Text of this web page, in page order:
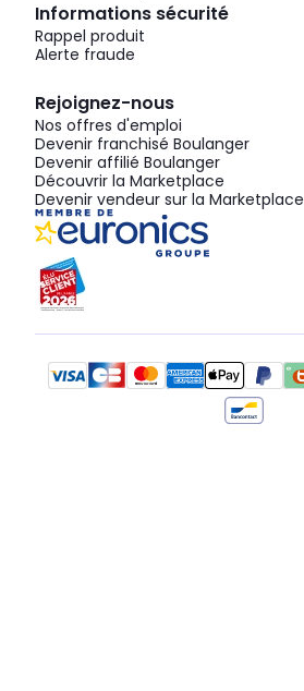
Informations sécurité
Rappel produit
Alerte fraude
Rejoignez-nous
Nos offres d'emploi
Devenir franchisé Boulanger
Devenir affilié Boulanger
Découvrir la Marketplace
Devenir vendeur sur la Marketplace